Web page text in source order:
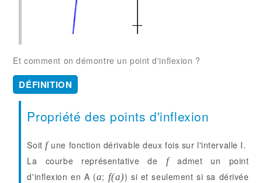
Et comment on démontre un point d'inflexion ?
DÉFINITION
Propriété des points d'inflexion
Soit fune fonction dérivable deux fois sur l'intervalle I.
La courbe représentative de fadmet un point
d'inflexion en A (a; f(a)) si et seulement si sa dérivée